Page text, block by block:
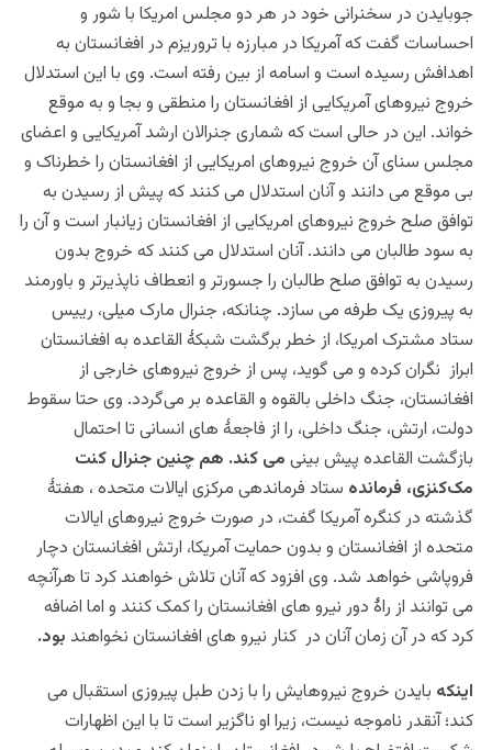
جوبایدن در سخنرانی خود در هر دو مجلس امریکا با شور و
احساسات گفت که آمریکا در مبارزه با تروریزم در افغانستان به
اهدافش رسیده است و اسامه از بین رفته است. وی با این استدلال
خروج نیروهای آمریکایی از افغانستان را منطقی و بجا و به موقع
خواند. این در حالی است که شماری جنرالان ارشد آمریکایی و اعضای
مجلس سنای آن خروج نیروهای امریکایی از افغانستان را خطرناک و
بی موقع می دانند و آنان استدلال می کنند که پیش از رسیدن به
توافق صلح خروج نیروهای امریکایی از افغانستان زیانبار است و آن را
به سود طالبان می دانند. آنان استدلال می کنند که خروج بدون
رسیدن به توافق صلح طالبان را جسورتر و انعطاف ناپذیرتر و باورمند
به پیروزی یک طرفه می سازد. چنانکه، جنرال مارک میلی، رییس
ستاد مشترک امریکا، از خطر برگشت شبکۀ القاعده به افغانستان
ابراز نگران کرده و می گوید، پس از خروج نیروهای خارجی از
افغانستان، جنگ داخلی بالقوه و القاعده بر می‌گردد. وی حتا سقوط
دولت، ارتش، جنگ داخلی، را از فاجعۀ های انسانی تا احتمال
بازگشت القاعده پیش بینی می کند. هم چنین جنرال کنت
مک‌کنزی، فرمانده ستاد فرماندهی مرکزی ایالات متحده ، هفتۀ
گذشته در کنگره آمریکا گفت، در صورت خروج نیروهای ایالات
متحده از افغانستان و بدون حمایت آمریکا، ارتش افغانستان دچار
فروپاشی خواهد شد. وی افزود که آنان تلاش خواهند کرد تا هرآنچه
می توانند از راۀ دور نیرو های افغانستان را کمک کنند و اما اضافه
کرد که در آن زمان آنان در کنار نیرو های افغانستان نخواهند بود.
اینکه بایدن خروج نیروهایش را با زدن طبل پیروزی استقبال می
کند؛ آنقدر ناموجه نیست، زیرا او ناگزیر است تا با این اظهارات